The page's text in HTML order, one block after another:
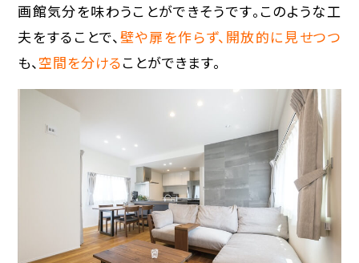
画館気分を味わうことができそうです。このような工
夫をすることで、壁や扉を作らず、開放的に見せつつ
も、空間を分けることができます。